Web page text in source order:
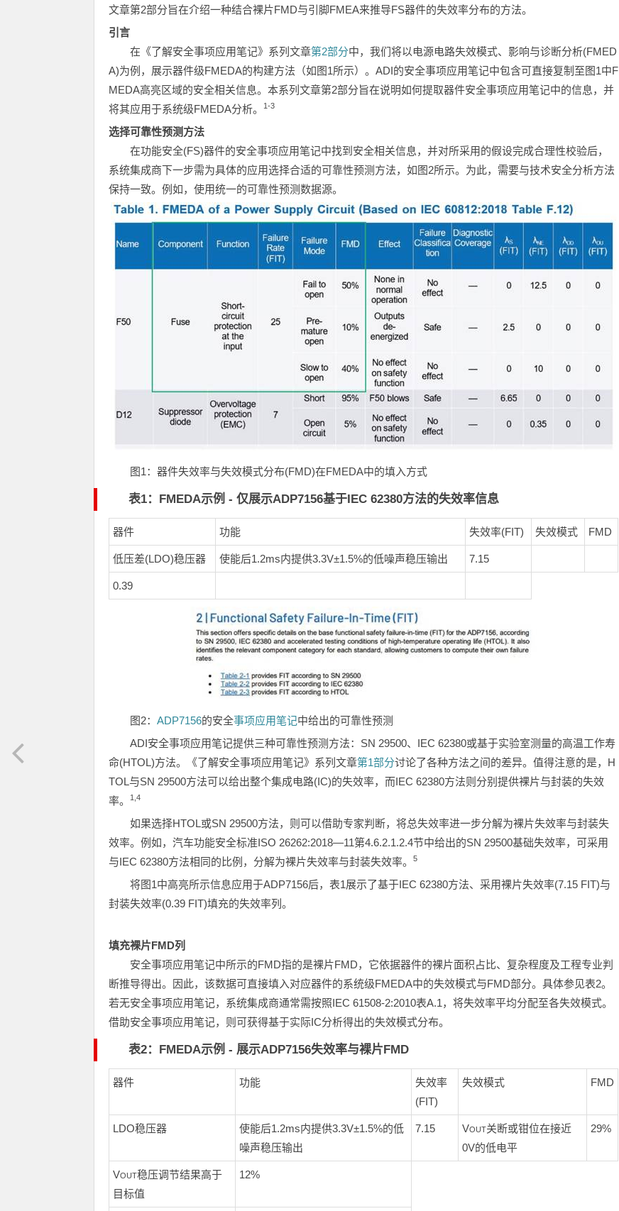
文章第2部分旨在介绍一种结合裸片FMD与引脚FMEA来推导FS器件的失效率分布的方法。
引言
在《了解安全事项应用笔记》系列文章第2部分中，我们将以电源电路失效模式、影响与诊断分析(FMED
A)为例，展示器件级FMEDA的构建方法（如图1所示）。ADI的安全事项应用笔记中包含可直接复制至图1中F
MEDA高亮区域的安全相关信息。本系列文章第2部分旨在说明如何提取器件安全事项应用笔记中的信息，并
将其应用于系统级FMEDA分析。
1-3
选择可靠性预测方法
在功能安全(FS)器件的安全事项应用笔记中找到安全相关信息，并对所采用的假设完成合理性校验后，
系统集成商下一步需为具体的应用选择合适的可靠性预测方法，如图2所示。为此，需要与技术安全分析方法
保持一致。例如，使用统一的可靠性预测数据源。
图1：器件失效率与失效模式分布(FMD)在FMEDA中的填入方式
表1：FMEDA示例 - 仅展示ADP7156基于IEC 62380方法的失效率信息
器件 功能 失效率(FIT) 失效模式 FMD
低压差(LDO)稳压器 使能后1.2ms内提供3.3V±1.5%的低噪声稳压输出 7.15
0.39
图2： ADP7156的安全事项应用笔记中给出的可靠性预测
ADI安全事项应用笔记提供三种可靠性预测方法：SN 29500、IEC 62380或基于实验室测量的高温工作寿
命(HTOL)方法。《了解安全事项应用笔记》系列文章第1部分讨论了各种方法之间的差异。值得注意的是，H
TOL与SN 29500方法可以给出整个集成电路(IC)的失效率，而IEC 62380方法则分别提供裸片与封装的失效
率。
1,4
如果选择HTOL或SN 29500方法，则可以借助专家判断，将总失效率进一步分解为裸片失效率与封装失
效率。例如，汽车功能安全标准ISO 26262:2018—11第4.6.2.1.2.4节中给出的SN 29500基础失效率，可采用
与IEC 62380方法相同的比例，分解为裸片失效率与封装失效率。
5
将图1中高亮所示信息应用于ADP7156后，表1展示了基于IEC 62380方法、采用裸片失效率(7.15 FIT)与
封装失效率(0.39 FIT)填充的失效率列。
填充裸片FMD列
安全事项应用笔记中所示的FMD指的是裸片FMD，它依据器件的裸片面积占比、复杂程度及工程专业判
断推导得出。因此，该数据可直接填入对应器件的系统级FMEDA中的失效模式与FMD部分。具体参见表2。
若无安全事项应用笔记，系统集成商通常需按照IEC 61508‑2:2010表A.1，将失效率平均分配至各失效模式。
借助安全事项应用笔记，则可获得基于实际IC分析得出的失效模式分布。
表2：FMEDA示例 - 展示ADP7156失效率与裸片FMD
器件 功能
失效率
(FIT)
失效模式 FMD
LDO稳压器
使能后1.2ms内提供3.3V±1.5%的低
噪声稳压输出
7.15 VOUT关断或钳位在接近
0V的低电平
29%
VOUT稳压调节结果高于
目标值
12%